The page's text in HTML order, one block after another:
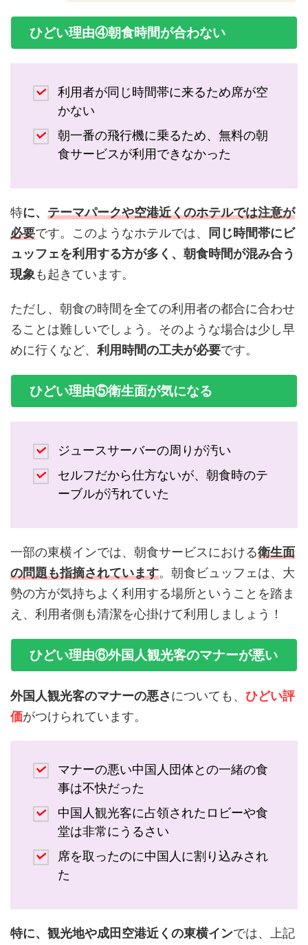
ひどい理由④朝食時間が合わない
利用者が同じ時間帯に来るため席が空
かない
朝一番の飛行機に乗るため、無料の朝
食サービスが利用できなかった
特に、 テーマパークや空港近くのホテルでは注意が
必要です。このようなホテルでは、 同じ時間帯にビ
ュッフェを利用する方が多く、朝食時間が混み合う
現象 も起きています。
ただし、朝食の時間を全ての利用者の都合に合わせ
ることは難しいでしょう。そのような場合は少し早
めに行くなど、 利用時間の工夫が必要です。
ひどい理由⑤衛生面が気になる
ジュースサーバーの周りが汚い
セルフだから仕方ないが、朝食時のテ
ーブルが汚れていた
一部の東横インでは、朝食サービスにおける衛生面
の問題も指摘されています。朝食ビュッフェは、大
勢の方が気持ちよく利用する場所ということを踏ま
え、利用者側も清潔を心掛けて利用しましょう！
ひどい理由⑥外国人観光客のマナーが悪い
外国人観光客のマナーの悪さについても、 ひどい評
価がつけられています。
マナーの悪い中国人団体との一緒の食
事は不快だった
中国人観光客に占領されたロビーや食
堂は非常にうるさい
席を取ったのに中国人に割り込みされ
た
特に、観光地や成田空港近くの東横インでは、上記